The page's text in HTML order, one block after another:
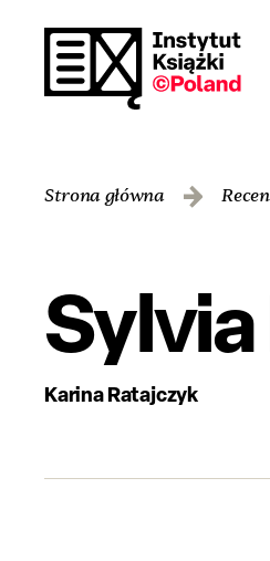
Strona główna
Karina Ratajczyk